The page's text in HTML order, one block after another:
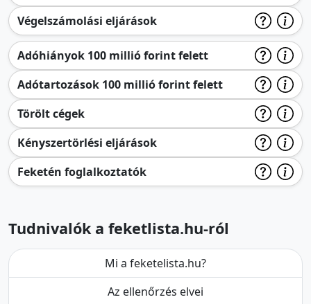
Végelszámolási eljárások
Adóhiányok 100 millió forint felett
Adótartozások 100 millió forint felett
Törölt cégek
Kényszertörlési eljárások
Feketén foglalkoztatók
Tudnivalók a feketlista.hu-ról
Mi a feketelista.hu?
Az ellenőrzés elvei